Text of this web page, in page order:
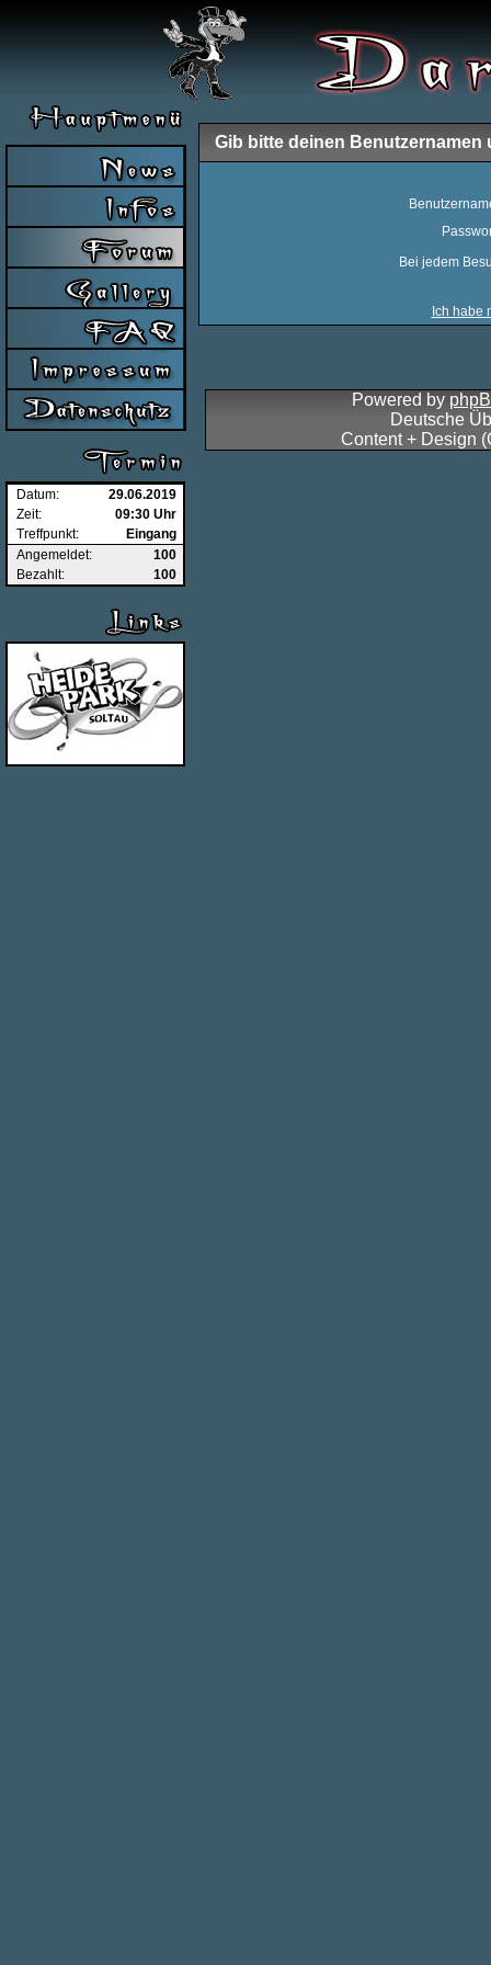
Datum:
29.06.2019
Zeit:
09:30 Uhr
Treffpunkt:
Eingang
Angemeldet:
100
Bezahlt:
100
Gib bitte deinen
Bei jedem
Ich habe
Powered by
Deutsche
Content + Design